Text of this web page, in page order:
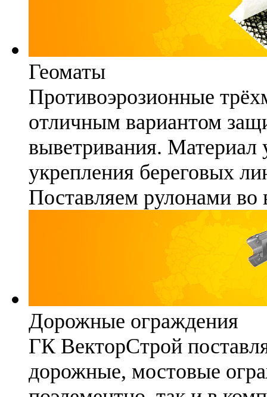
Геоматы
Противоэрозионные
отличным вариантом
выветривания. Материал
укрепления береговых
Поставляем рулонами
Дорожные ограждения
ГК ВекторСтрой
дорожные, мостовые